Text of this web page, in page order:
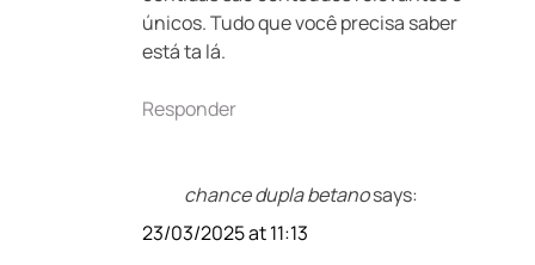
únicos. Tudo que você precisa saber
está ta lá.
Responder
chance dupla betanosays:
23/03/2025 at 11:13